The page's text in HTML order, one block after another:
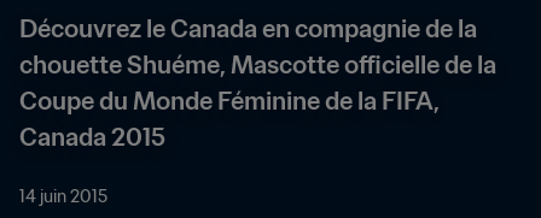
Découvrez le Canada en compagnie de la
chouette Shuéme, Mascotte officielle de la
Coupe du Monde Féminine de la FIFA,
Canada 2015
14 juin 2015